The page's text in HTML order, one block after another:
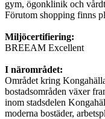
gym, ögonklinik och
Förutom shopping finns
Miljöcertifiering:
BREEAM Excellent
I närområdet:
Området kring
bostadsområden växer
inom stadsdelen
moderna bostäder,